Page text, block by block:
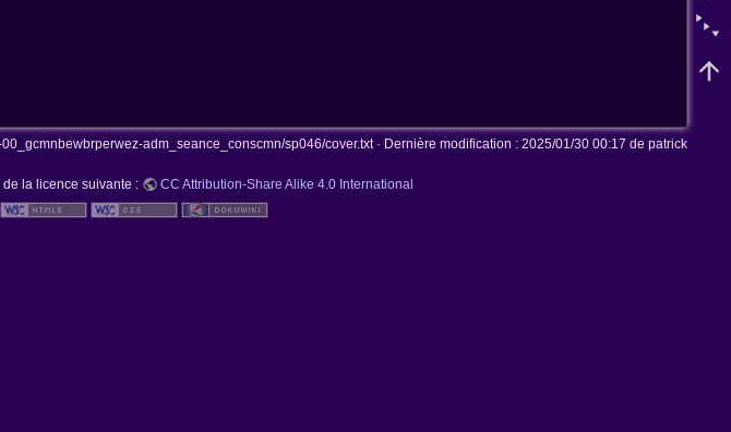
adm_seance_conscmn/sp046/cover.txt· Dernière modification : 2025/01/30 00:17 de patrick
la licence suivante : CC Attribution-Share Alike 4.0 International